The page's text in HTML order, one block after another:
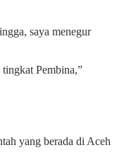
saya menegur
tingkat Pembina,”
yang berada di Aceh